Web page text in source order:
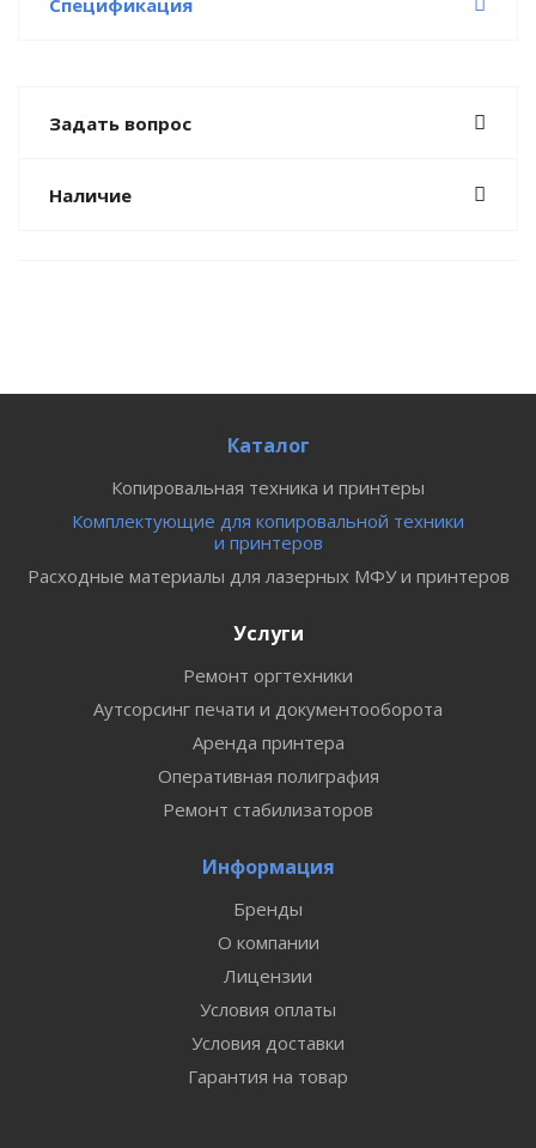
Спецификация
Задать вопрос
Наличие
Каталог
Копировальная техника и принтеры
Комплектующие для копировальной техники
и принтеров
Расходные материалы для лазерных МФУ и принтеров
Услуги
Ремонт оргтехники
Аутсорсинг печати и документооборота
Аренда принтера
Оперативная полиграфия
Ремонт стабилизаторов
Информация
Бренды
О компании
Лицензии
Условия оплаты
Условия доставки
Гарантия на товар